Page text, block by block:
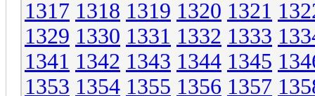
1317 1318 1319 1320 1321
1329 1330 1331 1332 1333
1341 1342 1343 1344 1345
1353 1354 1355 1356 1357